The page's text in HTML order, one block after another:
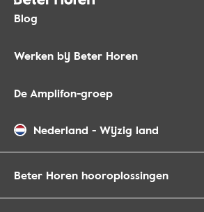
Blog
Werken bij Beter Horen
De Amplifon-groep
Nederland - Wijzig land
Beter Horen hooroplossingen